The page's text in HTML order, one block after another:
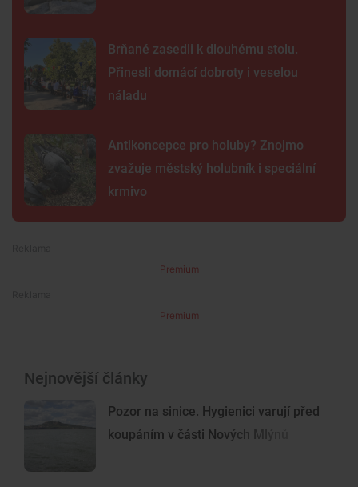
Brňané zasedli k dlouhému stolu.
Přinesli domácí dobroty i veselou
náladu
Antikoncepce pro holuby? Znojmo
zvažuje městský holubník i speciální
krmivo
Premium
Premium
Nejnovější články
Pozor na sinice. Hygienici varují před
koupáním v části Nových Mlýnů